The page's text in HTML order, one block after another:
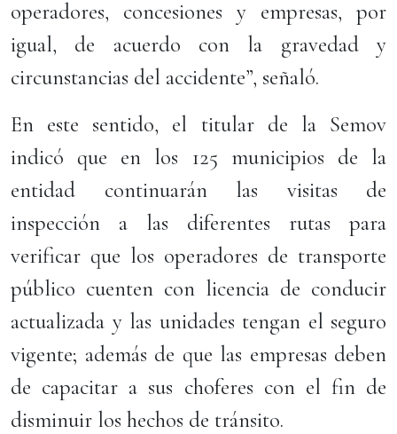
operadores, concesiones y empresas, por
igual, de acuerdo con la gravedad y
circunstancias del accidente”, señaló.
En este sentido, el titular de la Semov
indicó que en los 125 municipios de la
entidad continuarán las visitas de
inspección a las diferentes rutas para
verificar que los operadores de transporte
público cuenten con licencia de conducir
actualizada y las unidades tengan el seguro
vigente; además de que las empresas deben
de capacitar a sus choferes con el fin de
disminuir los hechos de tránsito.